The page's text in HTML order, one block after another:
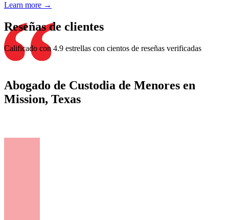
Abogado de Custodia de Menores en
Mission, Texas
Learn more →
Reseñas de clientes
Calificado con 4.9 estrellas con cientos de reseñas verificadas